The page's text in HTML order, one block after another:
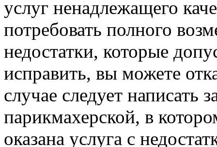
услуг ненадлежащего
потребовать полного
недостатки, которые
исправить, вы можете
случае следует написать
парикмахерской, в
оказана услуга с